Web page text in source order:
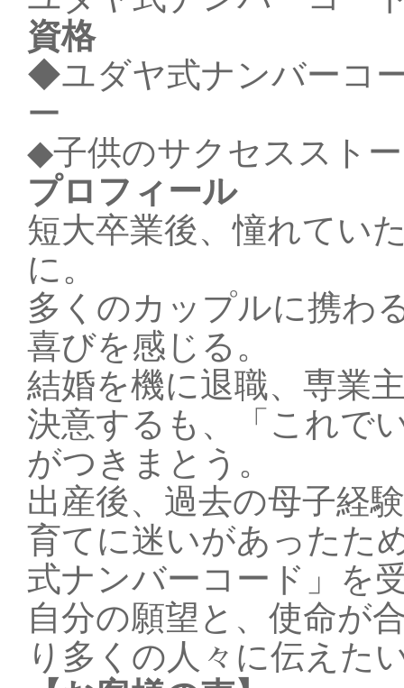
資格
◆ユダヤ式ナンバーコ
ー
◆子供のサクセススト
プロフィール
短大卒業後、憧れてい
に。
多くのカップルに携わ
喜びを感じる。
結婚を機に退職、専業
決意するも、「これで
がつきまとう。
出産後、過去の母子経
育てに迷いがあったた
式ナンバーコード」を
自分の願望と、使命が
り多くの人々に伝えた